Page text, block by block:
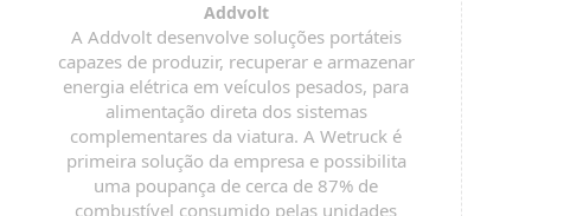
Addvolt
A Addvolt desenvolve soluções portáteis
capazes de produzir, recuperar e armazenar
energia elétrica em veículos pesados, para
alimentação direta dos sistemas
complementares da viatura. A Wetruck é
primeira solução da empresa e possibilita
uma poupança de cerca de 87% de
combustível consumido pelas unidades